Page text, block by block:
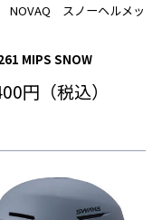
NOVAQ スノーヘルメッ
MIPS SNOW
円（税込）